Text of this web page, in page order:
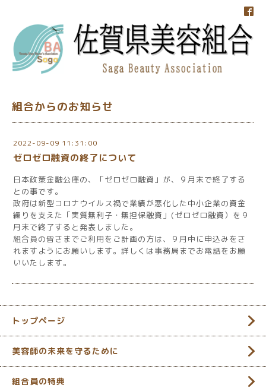
組合からのお知らせ
2022-09-09 11:31:00
ゼロゼロ融資の終了について
日本政策金融公庫の、「ゼロゼロ融資」が、９月末で終了する
との事です。
政府は新型コロナウイルス禍で業績が悪化した中小企業の資金
繰りを支えた「実質無利子・無担保融資」(ゼロゼロ融資）を９
月末で終了すると発表しました。
組合員の皆さまでご利用をご計画の方は、９月中に申込みをさ
れますようにお願いします。詳しくは事務局までお電話をお願
いいたします。
トップページ
美容師の未来を守るために
組合員の特典